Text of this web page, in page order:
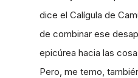
dice el Calígula de
de combinar ese
epicúrea hacia las
Pero, me temo,